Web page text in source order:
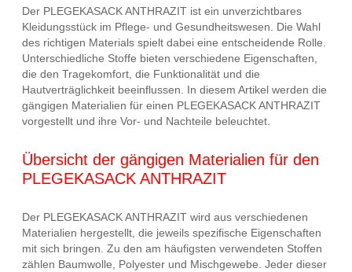
Der PLEGEKASACK ANTHRAZIT ist ein unverzichtbares
Kleidungsstück im Pflege- und Gesundheitswesen. Die Wahl
des richtigen Materials spielt dabei eine entscheidende Rolle.
Unterschiedliche Stoffe bieten verschiedene Eigenschaften,
die den Tragekomfort, die Funktionalität und die
Hautverträglichkeit beeinflussen. In diesem Artikel werden die
gängigen Materialien für einen PLEGEKASACK ANTHRAZIT
vorgestellt und ihre Vor- und Nachteile beleuchtet.
Übersicht der gängigen Materialien für den
PLEGEKASACK ANTHRAZIT
Der PLEGEKASACK ANTHRAZIT wird aus verschiedenen
Materialien hergestellt, die jeweils spezifische Eigenschaften
mit sich bringen. Zu den am häufigsten verwendeten Stoffen
zählen Baumwolle, Polyester und Mischgewebe. Jeder dieser